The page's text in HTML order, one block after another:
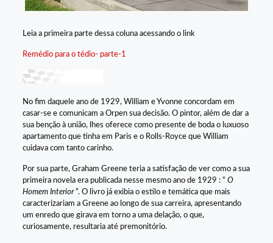
Leia a primeira parte dessa coluna acessando o link
Remédio para o tédio- parte-1
No fim daquele ano de 1929, William e Yvonne concordam em
casar-se e comunicam a Orpen sua decisão. O pintor, além de dar a
sua benção à união, lhes oferece como presente de boda o luxuoso
apartamento que tinha em Paris e o Rolls-Royce que William
cuidava com tanto carinho.
Por sua parte, Graham Greene teria a satisfação de ver como a sua
primeira novela era publicada nesse mesmo ano de 1929 : “ O
Homem Interior”. O livro já exibia o estilo e temática que mais
caracterizariam a Greene ao longo de sua carreira, apresentando
um enredo que girava em torno a uma delação, o que,
curiosamente, resultaria até premonitório.